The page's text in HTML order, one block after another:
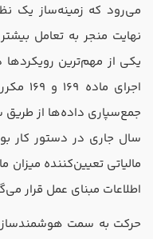
می‌رود که زمینه‌ساز یک
نهایت منجر به تعامل
یکی از مهم‌ترین رویکردها
اجرای ماده 169 و 169 مکرر
جمع‌سپاری داده‌ها از
سال جاری در دستور کار
مالیاتی تعیین‌کننده میزان
اطلاعات مبنای عمل قرار
حرکت به سمت